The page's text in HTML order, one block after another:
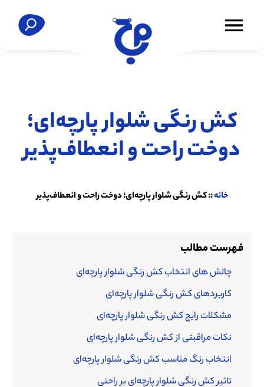
کش رنگی شلوار پارچه‌ای؛
دوخت راحت و انعطاف‌پذیر
خانه::کش رنگی شلوار پارچه‌ای؛ دوخت راحت و انعطاف‌پذیر
فهرست مطالب
چالش های انتخاب کش رنگی شلوار پارچه‌ای
کاربردهای کش رنگی شلوار پارچه‌ای
مشکلات رایج کش رنگی شلوار پارچه‌ای
نکات مراقبتی از کش رنگی شلوار پارچه‌ای
انتخاب رنگ مناسب کش رنگی شلوار پارچه‌ای
تاثیر کش رنگی شلوار پارچه‌ای بر راحتی